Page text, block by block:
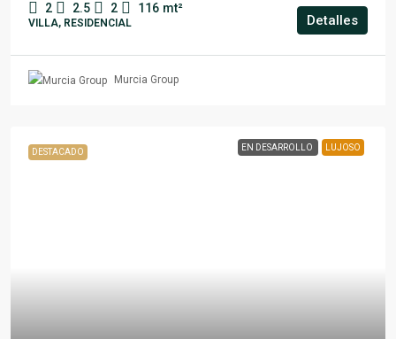
2 2.5 2 116 mt²
VILLA, RESIDENCIAL Detalles
Murcia Group
DESTACADO EN DESARROLLO LUJOSO